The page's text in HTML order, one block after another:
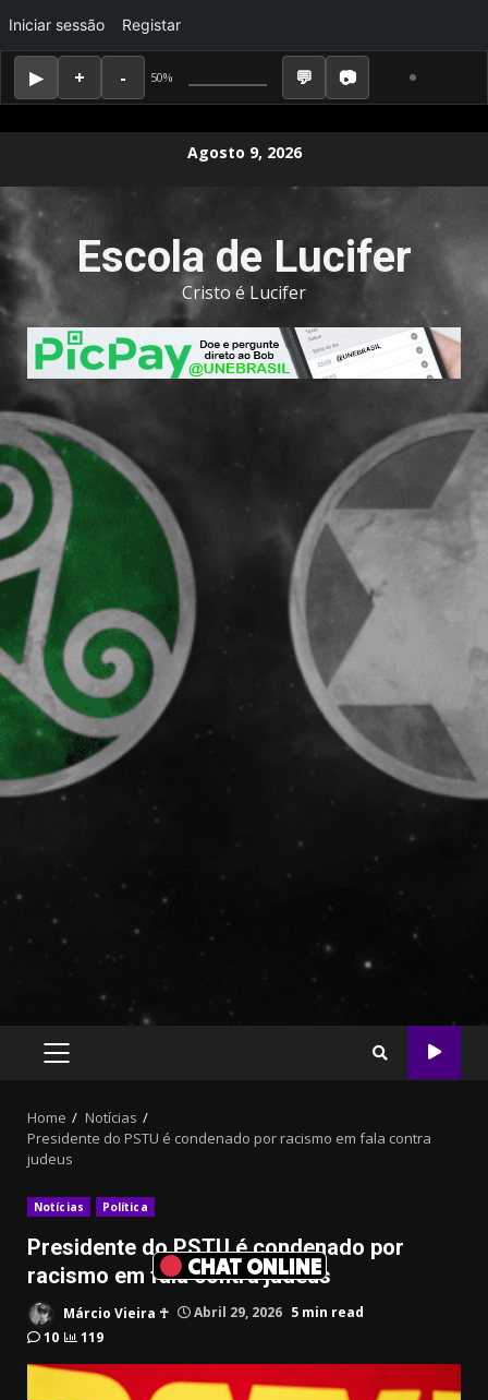
50%
Iniciar sessão Registar
Agosto 9, 2026
Escola de Lucifer
Cristo é Lucifer
CHAT ONLINE
PRIMARY
Home
Notícias
Presidente do PSTU é condenado por racismo em fala contra
judeus
Notícias Política
Presidente do PSTU é condenado por
racismo em fala contra judeus
Márcio Vieira ☥ Abril 29, 2026 5 min read
10
119